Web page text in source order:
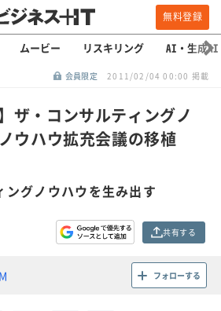
無料登録
ムービー リスキリング AI・生成AI
会員限定 2011/02/04 00:00 掲載
ザ・コンサルティングノ
ウハウ拡充会議の移植
ングノウハウを生み出す
共有する
フォローする